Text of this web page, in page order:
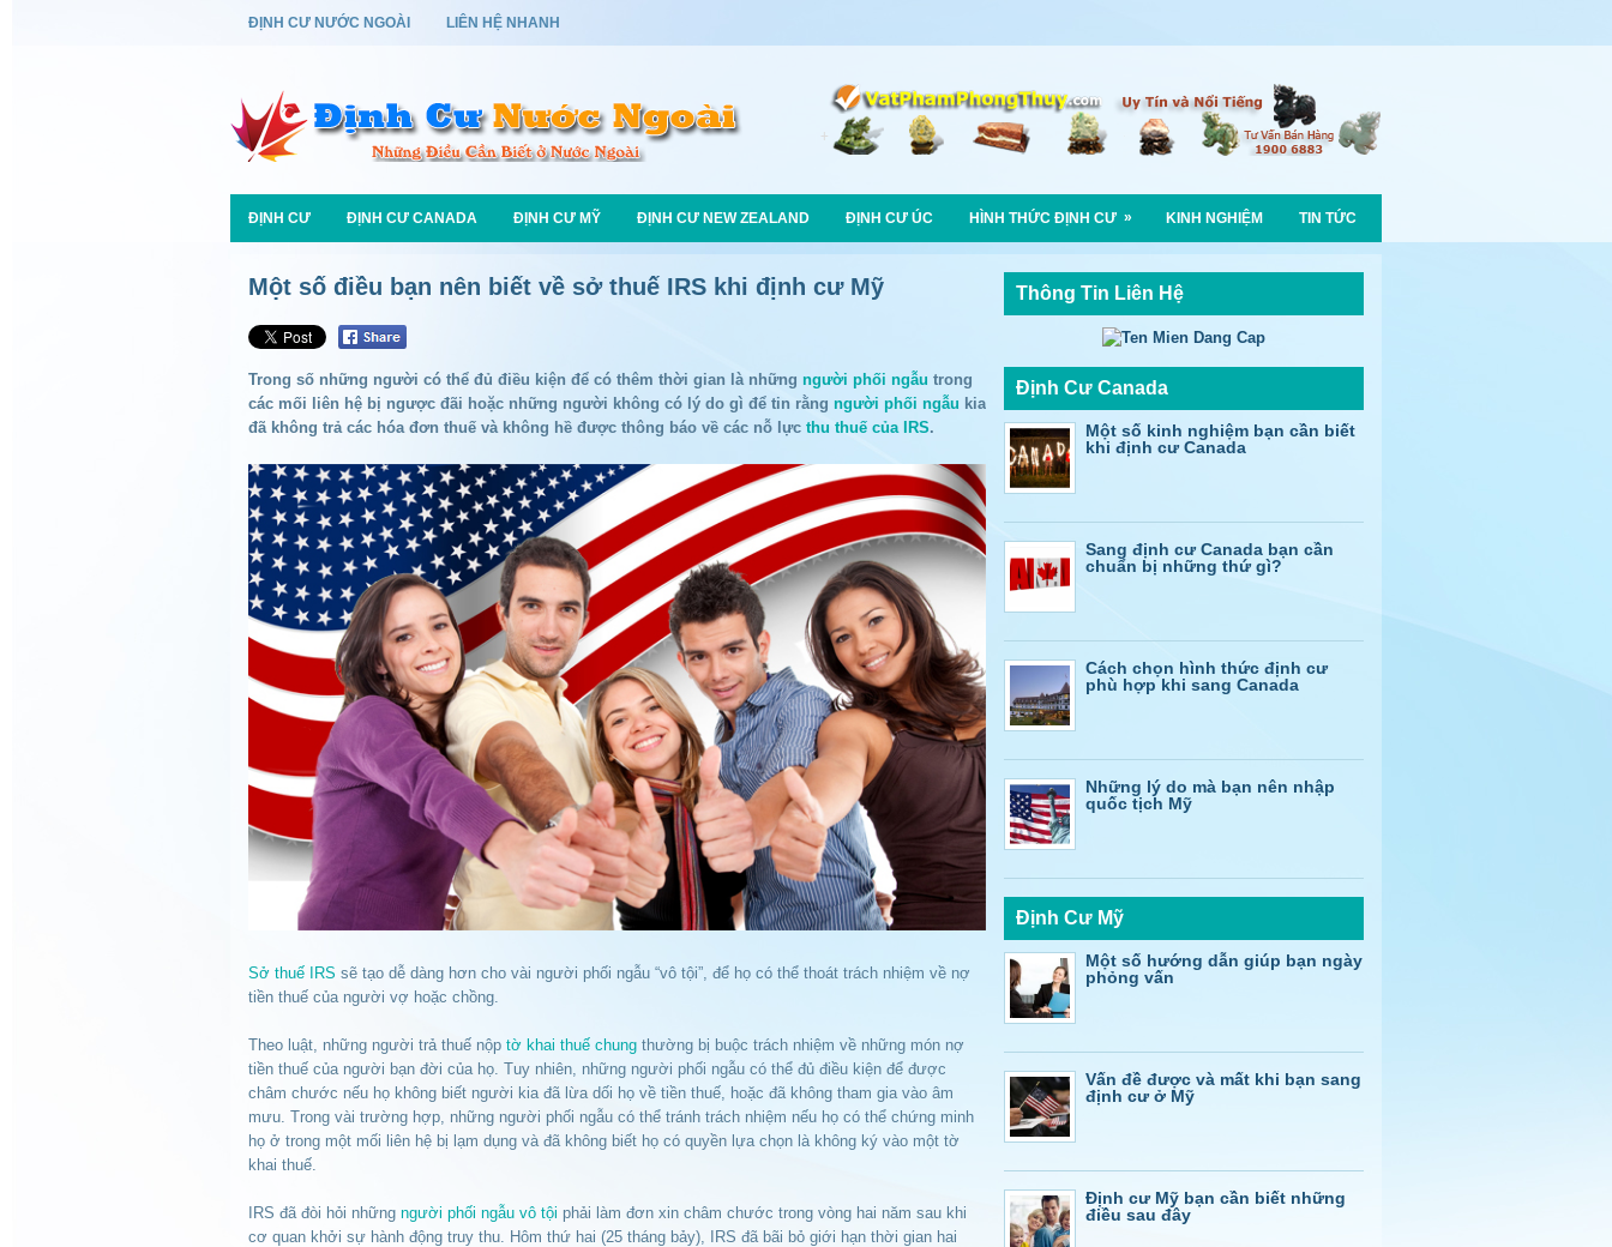
ĐỊNH CƯ NƯỚC NGOÀI LIÊN HỆ NHANH
ĐỊNH CƯ ĐỊNH CƯ CANADA ĐỊNH CƯ MỸ ĐỊNH CƯ NEW ZEALAND ĐỊNH CƯ ÚC HÌNH THỨC ĐỊNH CƯ » KINH NGHIỆM TIN TỨC
Một số điều bạn nên biết về sở thuế IRS khi định cư Mỹ
Trong số những người có thể đủ điều kiện để có thêm thời gian là những người phối ngẫu trong
các mối liên hệ bị ngược đãi hoặc những người không có lý do gì để tin rằng người phối ngẫu kia
đã không trả các hóa đơn thuế và không hề được thông báo về các nỗ lực thu thuế của IRS.
Sở thuế IRS sẽ tạo dễ dàng hơn cho vài người phối ngẫu “vô tội”, để họ có thể thoát trách nhiệm về nợ
tiền thuế của người vợ hoặc chồng.
Theo luật, những người trả thuế nộp tờ khai thuế chung thường bị buộc trách nhiệm về những món nợ
tiền thuế của người bạn đời của họ. Tuy nhiên, những người phối ngẫu có thể đủ điều kiện để được
châm chước nếu họ không biết người kia đã lừa dối họ về tiền thuế, hoặc đã không tham gia vào âm
mưu. Trong vài trường hợp, những người phối ngẫu có thể tránh trách nhiệm nếu họ có thể chứng minh
họ ở trong một mối liên hệ bị lạm dụng và đã không biết họ có quyền lựa chọn là không ký vào một tờ
khai thuế.
IRS đã đòi hỏi những người phối ngẫu vô tội phải làm đơn xin châm chước trong vòng hai năm sau khi
cơ quan khởi sự hành động truy thu. Hôm thứ hai (25 tháng bảy), IRS đã bãi bỏ giới hạn thời gian hai
Thông Tin Liên Hệ
Định Cư Canada
Một số kinh nghiệm bạn cần biết
khi định cư Canada
Sang định cư Canada bạn cần
chuẩn bị những thứ gì?
Cách chọn hình thức định cư
phù hợp khi sang Canada
Những lý do mà bạn nên nhập
quốc tịch Mỹ
Định Cư Mỹ
Một số hướng dẫn giúp bạn ngày
phỏng vấn
Vấn đề được và mất khi bạn sang
định cư ở Mỹ
Định cư Mỹ bạn cần biết những
điều sau đây